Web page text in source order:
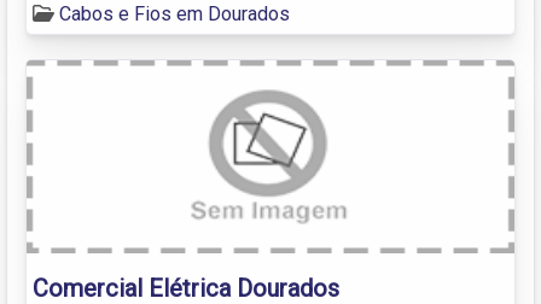
Cabos e Fios em Dourados
Comercial Elétrica Dourados